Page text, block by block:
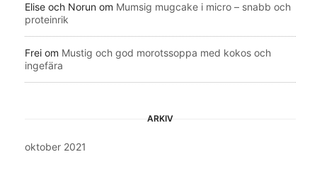
Elise och Norun om Mumsig mugcake i micro – snabb och
proteinrik
Frei om Mustig och god morotssoppa med kokos och
ingefära
ARKIV
oktober 2021